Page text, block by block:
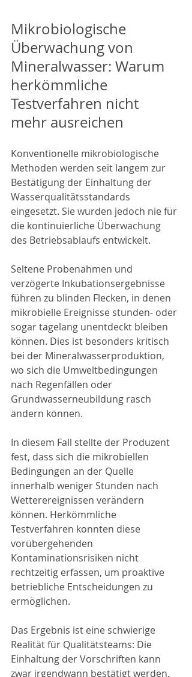
Mikrobiologische
Überwachung von
Mineralwasser: Warum
herkömmliche
Testverfahren nicht
mehr ausreichen
Konventionelle mikrobiologische
Methoden werden seit langem zur
Bestätigung der Einhaltung der
Wasserqualitätsstandards
eingesetzt. Sie wurden jedoch nie für
die kontinuierliche Überwachung
des Betriebsablaufs entwickelt.
Seltene Probenahmen und
verzögerte Inkubationsergebnisse
führen zu blinden Flecken, in denen
mikrobielle Ereignisse stunden- oder
sogar tagelang unentdeckt bleiben
können. Dies ist besonders kritisch
bei der Mineralwasserproduktion,
wo sich die Umweltbedingungen
nach Regenfällen oder
Grundwasserneubildung rasch
ändern können.
In diesem Fall stellte der Produzent
fest, dass sich die mikrobiellen
Bedingungen an der Quelle
innerhalb weniger Stunden nach
Wetterereignissen verändern
können. Herkömmliche
Testverfahren konnten diese
vorübergehenden
Kontaminationsrisiken nicht
rechtzeitig erfassen, um proaktive
betriebliche Entscheidungen zu
ermöglichen.
Das Ergebnis ist eine schwierige
Realität für Qualitätsteams: Die
Einhaltung der Vorschriften kann
zwar irgendwann bestätigt werden,